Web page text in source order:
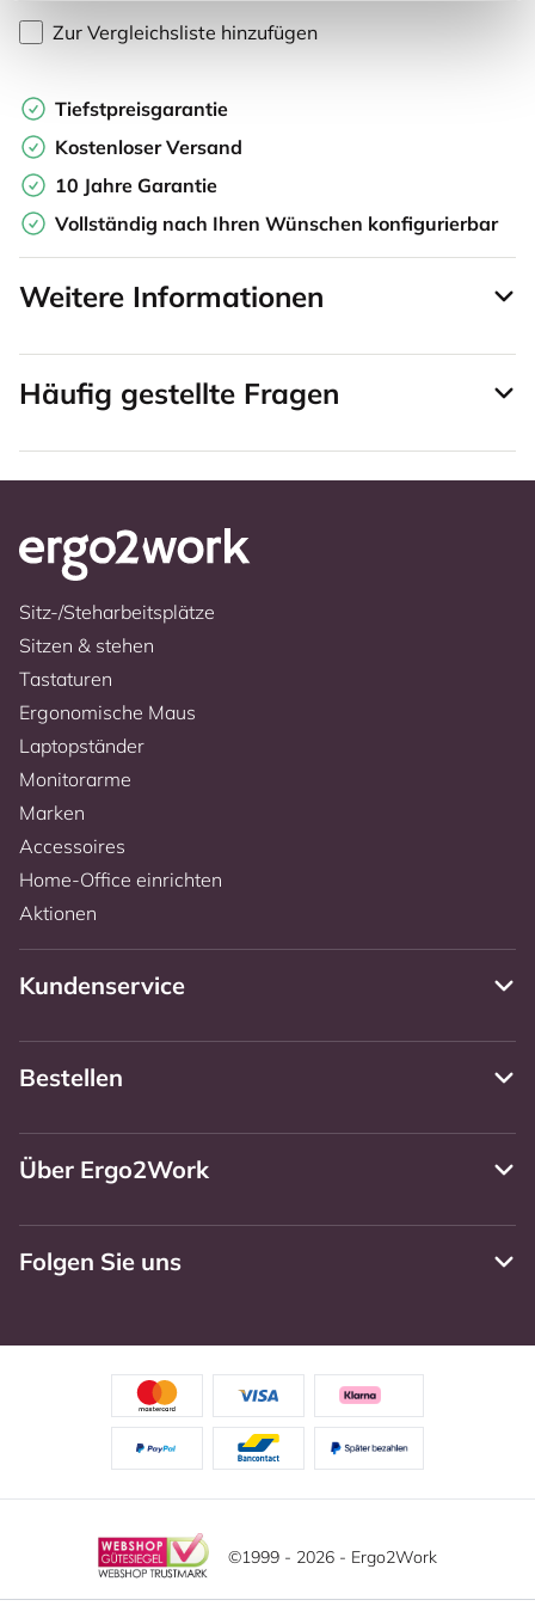
Zur Vergleichsliste hinzufügen
Tiefstpreisgarantie
Kostenloser Versand
10 Jahre Garantie
Vollständig nach Ihren Wünschen konfigurierbar
Weitere Informationen
Häufig gestellte Fragen
Sitz-/Steharbeitsplätze
Sitzen & stehen
Tastaturen
Ergonomische Maus
Laptopständer
Monitorarme
Marken
Accessoires
Home-Office einrichten
Aktionen
Kundenservice
Bestellen
Über Ergo2Work
Folgen Sie uns
©1999 - 2026 - Ergo2Work